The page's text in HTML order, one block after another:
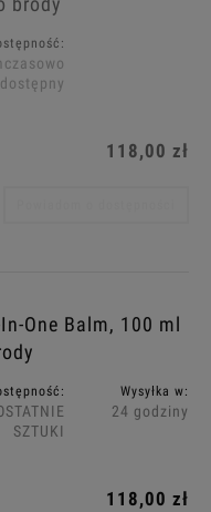
118,00 zł
One Balm, 100 ml
SZTUKI
Wysyłka w:
24 godziny
118,00 zł